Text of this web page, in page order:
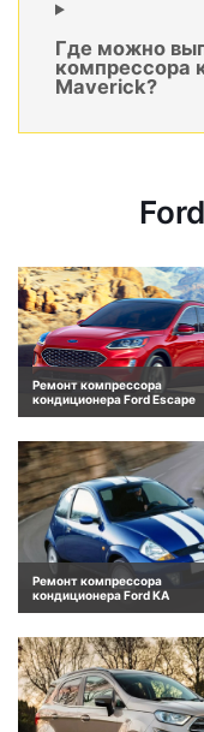
Где можно
компрессора
Maverick?
Ремонт компрессора
кондиционера Ford Escape
Ремонт компрессора
кондиционера Ford KA